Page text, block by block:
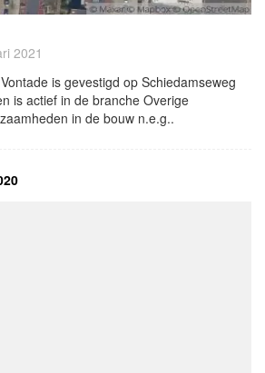
2021
is gevestigd op Schiedamseweg
is actief in de branche Overige
in de bouw n.e.g..